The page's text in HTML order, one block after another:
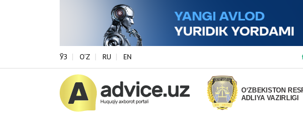
ЎЗ O‘Z RU EN